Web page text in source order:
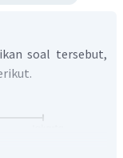
soal tersebut,